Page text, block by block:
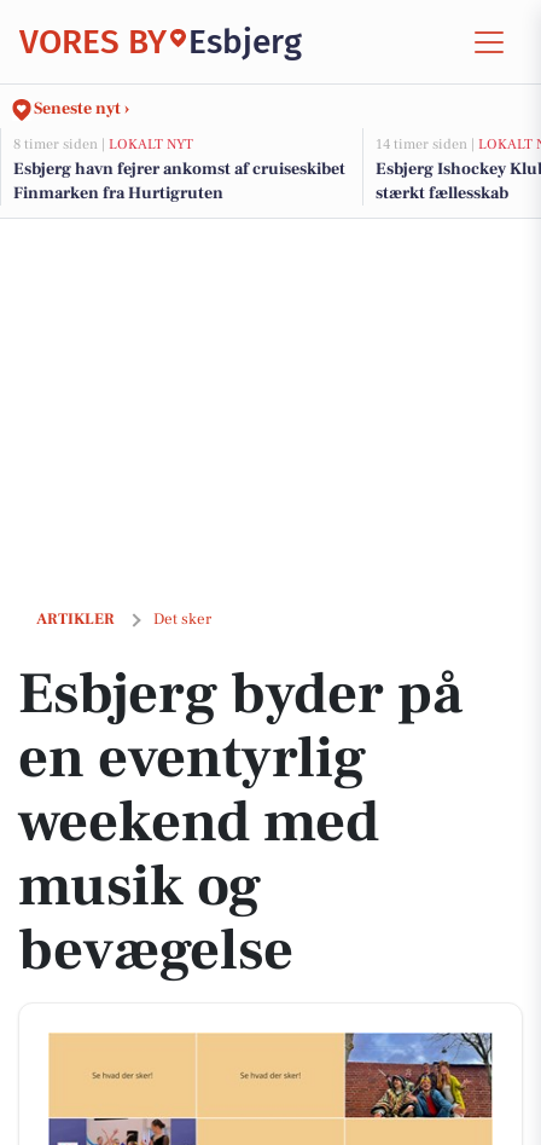
VORES BY Esbjerg
Seneste nyt ›
8 timer siden | LOKALT NYT
Esbjerg havn fejrer ankomst af cruiseskibet
Finmarken fra Hurtigruten
14 timer siden | LOKALT
Esbjerg Ishockey
stærkt fællesskab
ARTIKLER Det sker
Esbjerg byder på en eventyrlig weekend med musik og bevægelse
Esbjerg byder på
en eventyrlig
weekend med
musik og
bevægelse